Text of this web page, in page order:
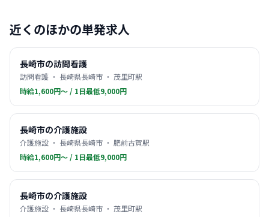
近くのほかの単発求人
長崎市の訪問看護
訪問看護 ・ 長崎県長崎市 ・ 茂里町駅
時給1,600円〜 / 1日最低9,000円
長崎市の介護施設
介護施設 ・ 長崎県長崎市 ・ 肥前古賀駅
時給1,600円〜 / 1日最低9,000円
長崎市の介護施設
介護施設 ・ 長崎県長崎市 ・ 茂里町駅